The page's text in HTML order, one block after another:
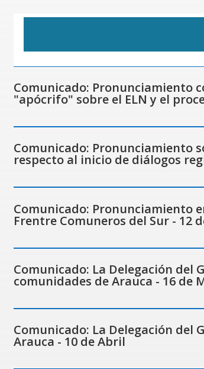
Comunicado: Pronunciamiento
"apócrifo" sobre el ELN y el
Comunicado: Pronunciamiento
respecto al inicio de diálogos
Comunicado: Pronunciamiento
Frentre Comuneros del Sur - 12
Comunicado: La Delegación del
comunidades de Arauca - 16 de
Comunicado: La Delegación del
Arauca - 10 de Abril